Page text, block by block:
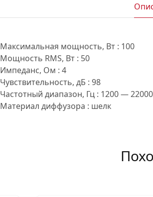
Максимальная мощность, Вт : 100
Мощность RMS, Вт : 50
Импеданс, Ом : 4
Чувствительность, дБ : 98
Частотный диапазон, Гц : 1200 — 22000
Материал диффузора : шелк